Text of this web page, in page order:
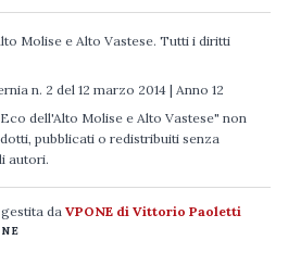
Molise e Alto Vastese. Tutti i diritti
n. 2 del 12 marzo 2014 | Anno 12
dell'Alto Molise e Alto Vastese" non
pubblicati o redistribuiti senza
autori.
da VPONE di Vittorio Paoletti